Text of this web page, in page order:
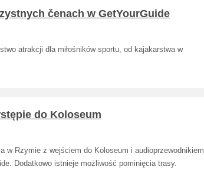
čenach w GetYourGuide
atrakcji dla miłośników sportu, od kajakarstwa w
do Koloseum
w Rzymie z wejściem do Koloseum i audioprzewodnikiem
Dodatkowo istnieje możliwość pominięcia trasy.